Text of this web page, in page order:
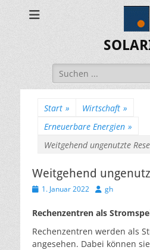
Suchen
nach:
Start » Wirtschaft »
Erneuerbare Energien »
Weitgehend ungenutzte
Weitgehend
Veröffentlicht
1. Januar 2022 Autor
gh
Rechenzentren als
Rechenzentren werden als
angesehen. Dabei können